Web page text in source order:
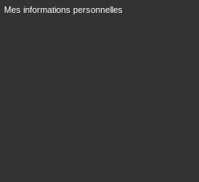
Mes informations personnelles